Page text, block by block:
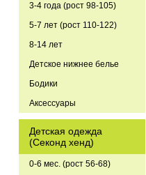
3-4 года (рост 98-105)
5-7 лет (рост 110-122)
8-14 лет
Детское нижнее белье
Бодики
Аксессуары
Детская одежда
(Секонд хенд)
0-6 мес. (рост 56-68)